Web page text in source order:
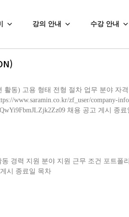
강의 안내 수강 안내
활동) 고용 형태 전형 절차 업무 분야 자
www.saramin.co.kr/zf_user/company-
채용 공고 게시 종
경력 지원 분야 지원 근무 조건 포트폴
시 종료일 목차